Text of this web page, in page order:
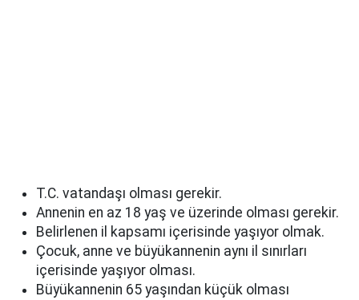
T.C. vatandaşı olması gerekir.
Annenin en az 18 yaş ve üzerinde olması gerekir.
Belirlenen il kapsamı içerisinde yaşıyor olmak.
Çocuk, anne ve büyükannenin aynı il sınırları
içerisinde yaşıyor olması.
Büyükannenin 65 yaşından küçük olması